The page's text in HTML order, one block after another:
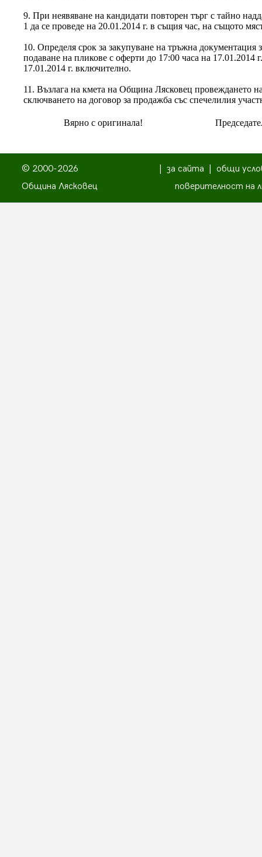
9. При неявяване на кандидати повторен търг с тайно
1 да се проведе на 20.01.2014 г. в същия час, на същото
10. Определя срок за закупуване на тръжна документация
подаване на пликове с оферти до 17:00 часа на 17.01.2014
17.01.2014 г. включително.
11. Възлага на кмета на Община Лясковец провеждането
сключването на договор за продажба със спечелилия
Вярно с оригинала!
© 2000-2026
Община Лясковец
за сайта
общи
поверителност на